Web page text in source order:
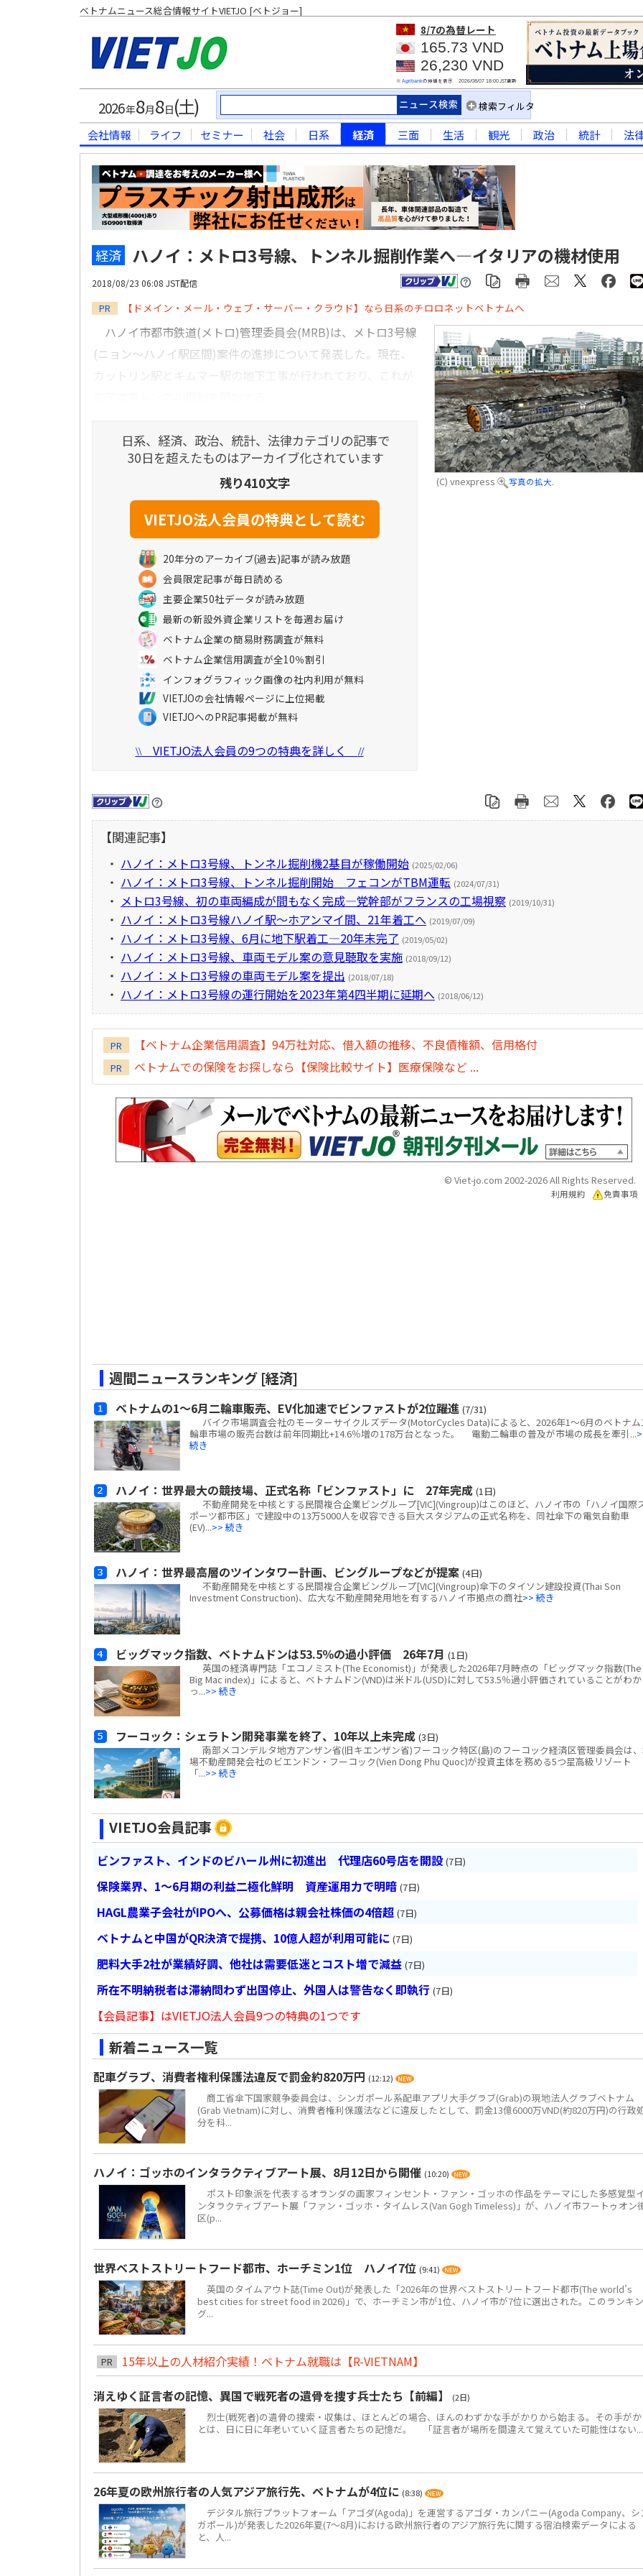
ベトナムニュース総合情報サイトVIETJO [ベトジョー]
8/7の為替レート
165.73 VND
26,230 VND
※ Agribankの仲値を表示 2026/08/07 18:00JST更新
2026年8月8日(土) 検索フィルタ
会社情報 ライフ セミナー 社会 日系 経済 三面 生活 観光 政治 統計 法
経済 ハノイ：メトロ3号線、トンネル掘削作業へ―イタリアの機材使用
2018/08/23 06:08 JST配信
PR 【ドメイン・メール・ウェブ・サーバー・クラウド】なら日系のチロロネットベトナムへ
(C) vnexpress 写真の拡大.
ハノイ市都市鉄道(メトロ)管理委員会(MRB)は、メトロ3号線
(ニョン～ハノイ駅区間)案件の進捗について発表した。現在、
日系、経済、政治、統計、法律カテゴリの記事で
30日を超えたものはアーカイブ化されています
残り410文字
20年分のアーカイブ(過去)記事が読み放題
会員限定記事が毎日読める
主要企業50社データが読み放題
最新の新設外資企業リストを毎週お届け
ベトナム企業の簡易財務調査が無料
ベトナム企業信用調査が全10％割引
インフォグラフィック画像の社内利用が無料
VIETJOの会社情報ページに上位掲載
VIETJOへのPR記事掲載が無料
\\VIETJO法人会員の9つの特典を詳しく //
【関連記事】
・ ハノイ：メトロ3号線、トンネル掘削機2基目が稼働開始 (2025/02/06)
・ ハノイ：メトロ3号線、トンネル掘削開始 フェコンがTBM運転 (2024/07/31)
・ メトロ3号線、初の車両編成が間もなく完成―党幹部がフランスの工場視察 (2019/10/31)
・ ハノイ：メトロ3号線ハノイ駅～ホアンマイ間、21年着工へ (2019/07/09)
・ ハノイ：メトロ3号線、6月に地下駅着工―20年末完了 (2019/05/02)
・ ハノイ：メトロ3号線、車両モデル案の意見聴取を実施 (2018/09/12)
・ ハノイ：メトロ3号線の車両モデル案を提出 (2018/07/18)
・ ハノイ：メトロ3号線の運行開始を2023年第4四半期に延期へ (2018/06/12)
PR 【ベトナム企業信用調査】94万社対応、借入額の推移、不良債権額、信用格付
PR ベトナムでの保険をお探しなら【保険比較サイト】医療保険など ...
© Viet-jo.com 2002-2026 All Rights Reserved.
利用規約 免責事項
週間ニュースランキング [経済]
ベトナムの1～6月二輪車販売、EV化加速でビンファストが2位躍進 (7/31)
バイク市場調査会社のモーターサイクルズデータ(MotorCycles Data)によると、2026年1～6月のベトナ
輪車市場の販売台数は前年同期比+14.6％増の178万台となった。 電動二輪車の普及が市場の成長を牽引...
続き
ハノイ：世界最大の競技場、正式名称「ビンファスト」に 27年完成 (1日)
不動産開発を中核とする民間複合企業ビングループ[VIC](Vingroup)はこのほど、ハノイ市の「ハノイ国際
ポーツ都市区」で建設中の13万5000人を収容できる巨大スタジアムの正式名称を、同社傘下の電気自動車
(EV)...>> 続き
ハノイ：世界最高層のツインタワー計画、ビングループなどが提案 (4日)
不動産開発を中核とする民間複合企業ビングループ[VIC](Vingroup)傘下のタイソン建設投資(Thai Son
Investment Construction)、広大な不動産開発用地を有するハノイ市拠点の商社>> 続き
ビッグマック指数、ベトナムドンは53.5％の過小評価 26年7月 (1日)
英国の経済専門誌「エコノミスト(The Economist)」が発表した2026年7月時点の「ビッグマック指数(The
Big Mac index)」によると、ベトナムドン(VND)は米ドル(USD)に対して53.5％過小評価されていることがわか
っ...>> 続き
フーコック：シェラトン開発事業を終了、10年以上未完成 (3日)
南部メコンデルタ地方アンザン省(旧キエンザン省)フーコック特区(島)のフーコック経済区管理委員会は
場不動産開発会社のビエンドン・フーコック(Vien Dong Phu Quoc)が投資主体を務める5つ星高級リゾート
「...>> 続き
VIETJO会員記事
ビンファスト、インドのビハール州に初進出 代理店60号店を開設 (7日)
保険業界、1～6月期の利益二極化鮮明 資産運用力で明暗 (7日)
HAGL農業子会社がIPOへ、公募価格は親会社株価の4倍超 (7日)
ベトナムと中国がQR決済で提携、10億人超が利用可能に (7日)
肥料大手2社が業績好調、他社は需要低迷とコスト増で減益 (7日)
所在不明納税者は滞納問わず出国停止、外国人は警告なく即執行 (7日)
【会員記事】はVIETJO法人会員9つの特典の1つです
新着ニュース一覧
配車グラブ、消費者権利保護法違反で罰金約820万円 (12:12)
商工省傘下国家競争委員会は、シンガポール系配車アプリ大手グラブ(Grab)の現地法人グラブベトナム
(Grab Vietnam)に対し、消費者権利保護法などに違反したとして、罰金13億6000万VND(約820万円)の行政
分を科...
ハノイ：ゴッホのインタラクティブアート展、8月12日から開催 (10:20)
ポスト印象派を代表するオランダの画家フィンセント・ファン・ゴッホの作品をテーマにした多感覚型
ンタラクティブアート展「ファン・ゴッホ・タイムレス(Van Gogh Timeless)」が、ハノイ市フートゥオン
区(p...
世界ベストストリートフード都市、ホーチミン1位 ハノイ7位 (9:41)
英国のタイムアウト誌(Time Out)が発表した「2026年の世界ベストストリートフード都市(The world’s
best cities for street food in 2026)」で、ホーチミン市が1位、ハノイ市が7位に選出された。このランキン
グ...
PR
15年以上の人材紹介実績！ベトナム就職は【R-VIETNAM】
消えゆく証言者の記憶、異国で戦死者の遺骨を捜す兵士たち【前編】
(2日)
烈士(戦死者)の遺骨の捜索・収集は、ほとんどの場合、ほんのわずかな手がかりから始まる。その手が
とは、日に日に年老いていく証言者たちの記憶だ。 「証言者が場所を間違えて覚えていた可能性はない...
26年夏の欧州旅行者の人気アジア旅行先、ベトナムが4位に (8:38)
デジタル旅行プラットフォーム「アゴダ(Agoda)」を運営するアゴダ・カンパニー(Agoda Company、シ
ガポール)が発表した2026年夏(7～8月)における欧州旅行者のアジア旅行先に関する宿泊検索データによる
と、人...